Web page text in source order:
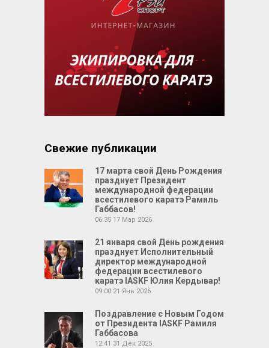
Свежие публикации
17 марта свой День Рождения
празднует Президент
международной федерации
всестилевого каратэ Рамиль
Габбасов!
06:35 17 Мар 2026
21 января свой День рождения
празднует Исполнительный
директор международной
федерации всестилевого
каратэ IASKF Юлия Кердывар!
09:00 21 Янв 2026
Поздравление с Новым Годом
от Президента IASKF Рамиля
Габбасова
12:41 31 Дек 2025